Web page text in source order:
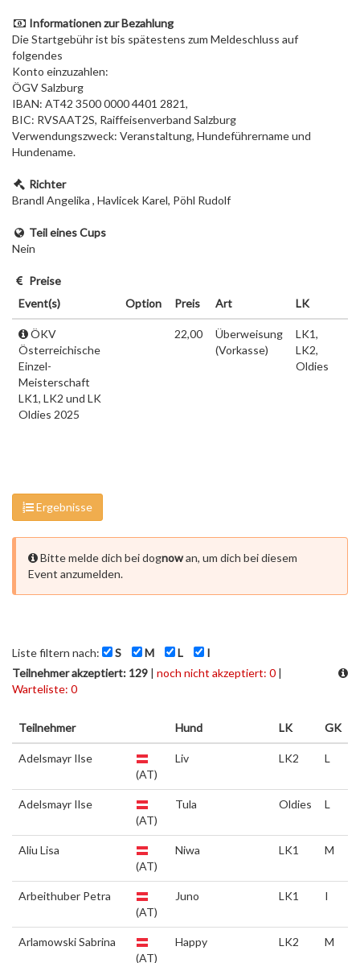
Informationen zur Bezahlung
Die Startgebühr ist bis spätestens zum Meldeschluss auf
folgendes
Konto einzuzahlen:
ÖGV Salzburg
IBAN: AT42 3500 0000 4401 2821,
BIC: RVSAAT2S, Raiffeisenverband Salzburg
Verwendungszweck: Veranstaltung, Hundeführername und
Hundename.
Richter
Brandl Angelika , Havlicek Karel, Pöhl Rudolf
Teil eines Cups
Nein
Preise
Event(s)
Option Preis Art LK
ÖKV
Österreichische
Einzel-
Meisterschaft
LK1, LK2 und LK
Oldies 2025
22,00
Überweisung
(Vorkasse)
LK1,
LK2,
Oldies
Ergebnisse
Bitte melde dich bei dognowan, um dich bei diesem
Event anzumelden.
Liste filtern nach: S M L
I
Teilnehmer akzeptiert: 129 | noch nicht akzeptiert: 0 |
Warteliste: 0
Teilnehmer Hund LK GK
Adelsmayr Ilse
(AT)
Liv LK2 L
Adelsmayr Ilse
(AT)
Tula Oldies L
Aliu Lisa
(AT)
Niwa LK1 M
Arbeithuber Petra
(AT)
Juno LK1 I
Arlamowski Sabrina
(AT)
Happy LK2 M